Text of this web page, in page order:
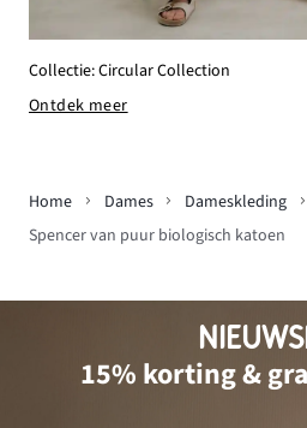
Collectie: Circular Collection
Ontdek meer
Home Dames Dameskleding
Spencer van puur biologisch katoen
15% korting &